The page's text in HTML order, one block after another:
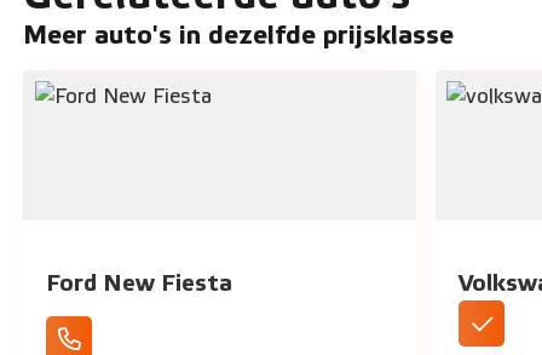
Meer auto's in dezelfde prijsklasse
Ford New Fiesta